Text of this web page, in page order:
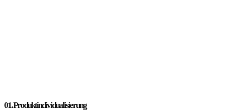
01.Produktindividualisierung